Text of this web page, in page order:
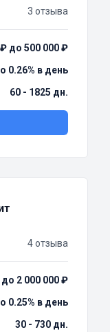
3 отзыва
до 500 000 ₽
0.26% в день
60 - 1825 дн.
4 отзыва
2 000 000 ₽
0.25% в день
30 - 730 дн.